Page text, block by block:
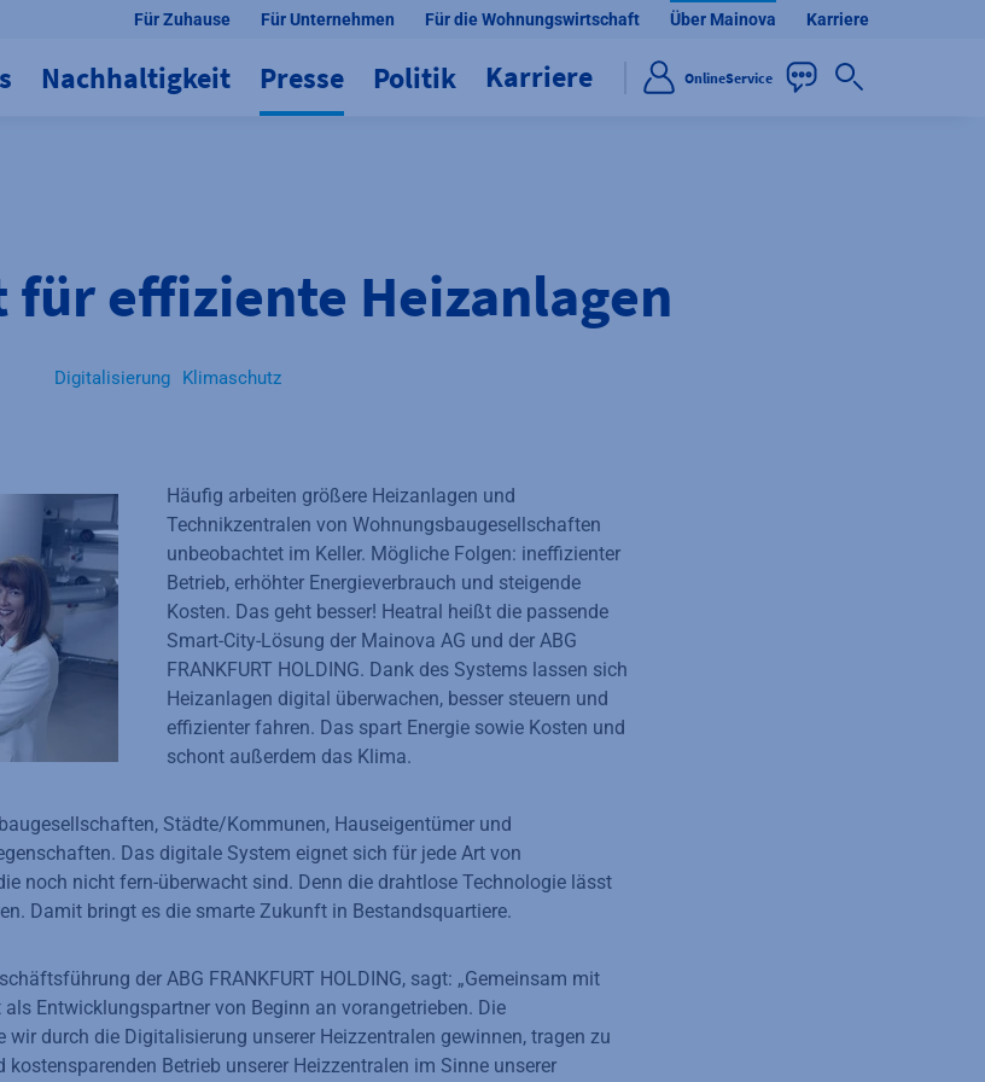
Für Zuhause Für Unternehmen Für die Wohnungswirtschaft Über Mainova Karriere
Nachhaltigkeit Presse Politik Karriere OnlineService
für effiziente Heizanlagen
Digitalisierung Klimaschutz
Häufig arbeiten größere Heizanlagen und
Technikzentralen von Wohnungsbaugesellschaften
unbeobachtet im Keller. Mögliche Folgen: ineffizienter
Betrieb, erhöhter Energieverbrauch und steigende
Kosten. Das geht besser! Heatral heißt die passende
Smart-City-Lösung der Mainova AG und der ABG
FRANKFURT HOLDING. Dank des Systems lassen sich
Heizanlagen digital überwachen, besser steuern und
effizienter fahren. Das spart Energie sowie Kosten und
schont außerdem das Klima.
Städte/Kommunen, Hauseigentümer und
Das digitale System eignet sich für jede Art von
noch nicht fern-überwacht sind. Denn die drahtlose Technologie lässt
Damit bringt es die smarte Zukunft in Bestandsquartiere.
der ABG FRANKFURT HOLDING, sagt: „Gemeinsam mit
Entwicklungspartner von Beginn an vorangetrieben. Die
wir durch die Digitalisierung unserer Heizzentralen gewinnen, tragen zu
Betrieb unserer Heizzentralen im Sinne unserer